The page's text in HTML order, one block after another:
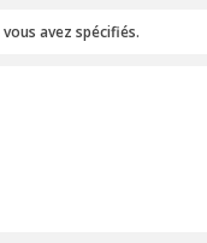
avez spécifiés.